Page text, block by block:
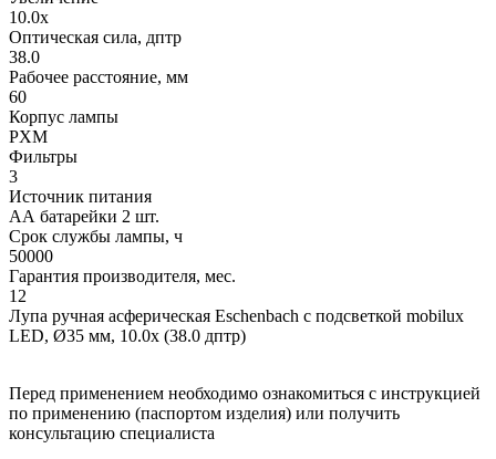
10.0х
Оптическая сила, дптр
38.0
Рабочее расстояние, мм
60
Корпус лампы
PXM
Фильтры
3
Источник питания
АА батарейки 2 шт.
Срок службы лампы, ч
50000
Гарантия производителя, мес.
12
Лупа ручная асферическая Eschenbach с подсветкой mobilux
LED, Ø35 мм, 10.0x (38.0 дптр)
Перед применением необходимо ознакомиться с инструкцией
по применению (паспортом изделия) или получить
консультацию специалиста